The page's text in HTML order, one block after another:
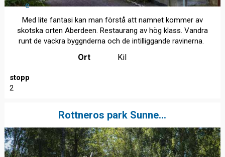
e
Med lite fantasi kan man förstå att namnet kommer av
skotska orten Aberdeen. Restaurang av hög klass. Vandra
runt de vackra byggnderna och de intilliggande ravinerna.
Ort Kil
stopp
2
Rottneros park Sunne...